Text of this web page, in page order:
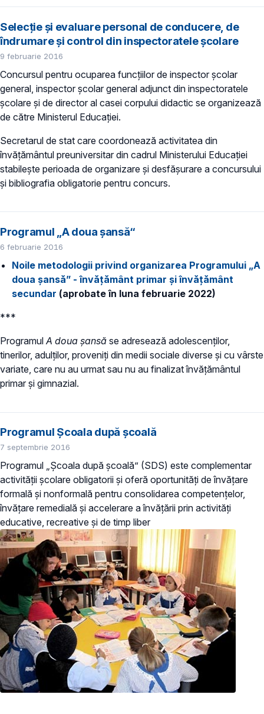
Selecţie și evaluare personal de conducere, de
îndrumare şi control din inspectoratele şcolare
9 februarie 2016
Concursul pentru ocuparea funcţiilor de inspector şcolar
general, inspector şcolar general adjunct din inspectoratele
şcolare şi de director al casei corpului didactic se organizează
de către Ministerul Educaţiei.​
Secretarul de stat care coordonează activitatea din
învăţământul preuniversitar din cadrul Ministerului Educaţiei
stabileşte perioada de organizare şi desfăşurare a concursului
şi bibliografia obligatorie pentru concurs.
Programul „A doua șansă“
6 februarie 2016
Noile metodologii privind organizarea Programului „A
doua șansă” - învățământ primar și învățământ
secundar (aprobate în luna februarie 2022)
***
Programul A doua şansă se adresează adolescenţilor,
tinerilor, adulţilor, proveniţi din medii sociale diverse şi cu vârste
variate, care nu au urmat sau nu au finalizat învăţământul
primar și gimnazial.
Programul Școala după școală
7 septembrie 2016
Programul „Școala după școală” (SDS) este complementar
activității școlare obligatorii și oferă oportunități de învățare
formală și nonformală pentru consolidarea competențelor,
învățare remedială și accelerare a învățării prin activități
educative, recreative și de timp liber